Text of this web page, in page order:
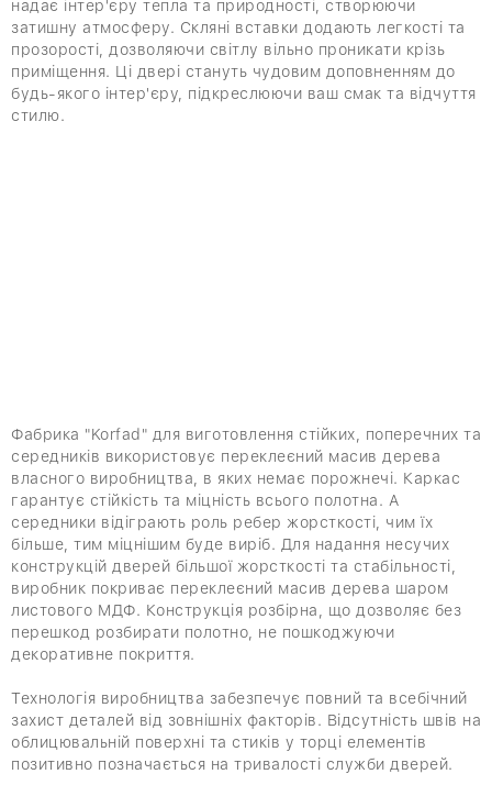
надає інтер'єру тепла та природності, створюючи
затишну атмосферу. Скляні вставки додають легкості та
прозорості, дозволяючи світлу вільно проникати крізь
приміщення. Ці двері стануть чудовим доповненням до
будь-якого інтер'єру, підкреслюючи ваш смак та відчуття
стилю.
Фабрика "Korfad" для виготовлення стійких, поперечних та
середників використовує переклеєний масив дерева
власного виробництва, в яких немає порожнечі. Каркас
гарантує стійкість та міцність всього полотна. А
середники відіграють роль ребер жорсткості, чим їх
більше, тим міцнішим буде виріб. Для надання несучих
конструкцій дверей більшої жорсткості та стабільності,
виробник покриває переклеєний масив дерева шаром
листового МДФ. Конструкція розбірна, що дозволяє без
перешкод розбирати полотно, не пошкоджуючи
декоративне покриття.
Технологія виробництва забезпечує повний та всебічний
захист деталей від зовнішніх факторів. Відсутність швів на
облицювальній поверхні та стиків у торці елементів
позитивно позначається на тривалості служби дверей.